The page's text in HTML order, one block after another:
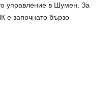
управление в Шумен. За
е започнато бързо